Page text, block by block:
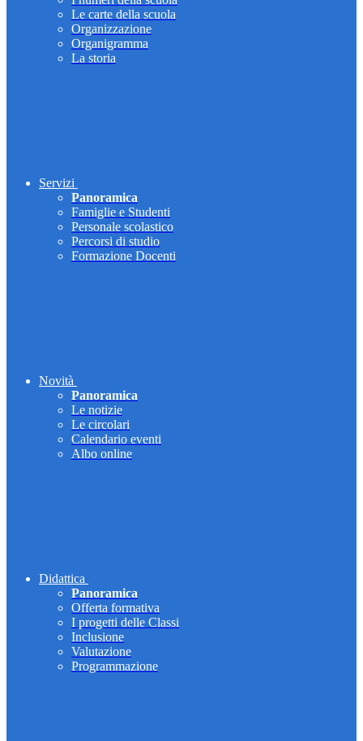
Le carte della scuola
Organizzazione
Organigramma
La storia
Servizi
Panoramica
Famiglie e Studenti
Personale scolastico
Percorsi di studio
Formazione Docenti
Novità
Panoramica
Le notizie
Le circolari
Calendario eventi
Albo online
Didattica
Panoramica
Offerta formativa
I progetti delle Classi
Inclusione
Valutazione
Programmazione